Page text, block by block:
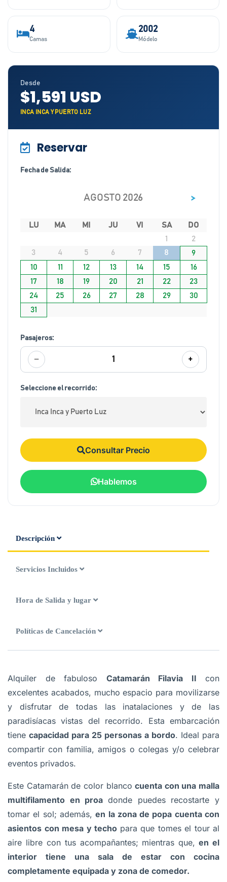
4
Camas
2002
Módelo
Desde
$1,591 USD
INCA INCA Y PUERTO LUZ
Reservar
Fecha de Salida:
AGOSTO 2026 >
LU MA MI JU VI SA
DO
1
2
3
4 5 6 7 8
9
10
11 12 13 14 15
16
17
18 19 20 21 22
23
24
25 26 27 28 29
30
31
Pasajeros:
− 1 +
Seleccione el recorrido:
Consultar Precio
Hablemos
Descripción
Servicios Incluidos
Hora de Salida y lugar
Políticas de Cancelación
Alquiler de fabuloso Catamarán Filavia II con
excelentes acabados, mucho espacio para movilizarse
y disfrutar de todas las inatalaciones y de las
paradisíacas vistas del recorrido. Esta embarcación
tiene capacidad para 25 personas a bordo. Ideal para
compartir con familia, amigos o colegas y/o celebrar
eventos privados.
Este Catamarán de color blancocuenta con una malla
multifilamento en proa donde puedes recostarte y
tomar el sol; además,en la zona de popa cuenta con
asientos con mesa y techo para que tomes el tour al
aire libre con tus acompañantes; mientras que, en el
interior tiene una sala de estar con cocina
completamente equipada y zona de comedor.